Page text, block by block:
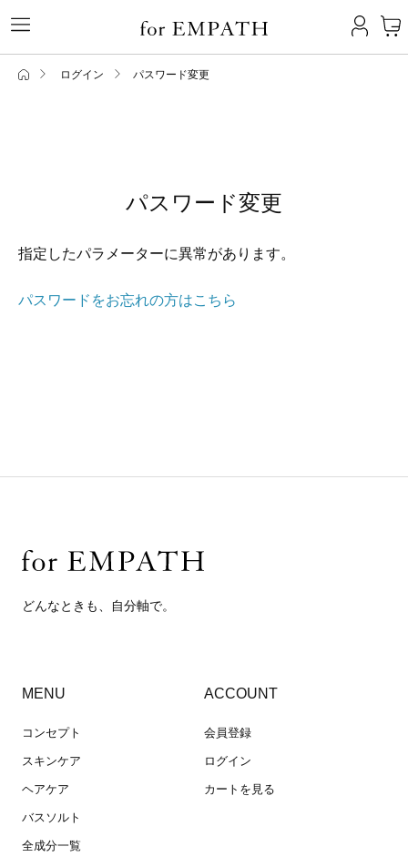
ログイン パスワード変更
パスワード変更
指定したパラメーターに異常があります。
パスワードをお忘れの方はこちら
どんなときも、自分軸で。
MENU
コンセプト
スキンケア
ヘアケア
バスソルト
全成分一覧
ACCOUNT
会員登録
ログイン
カートを見る